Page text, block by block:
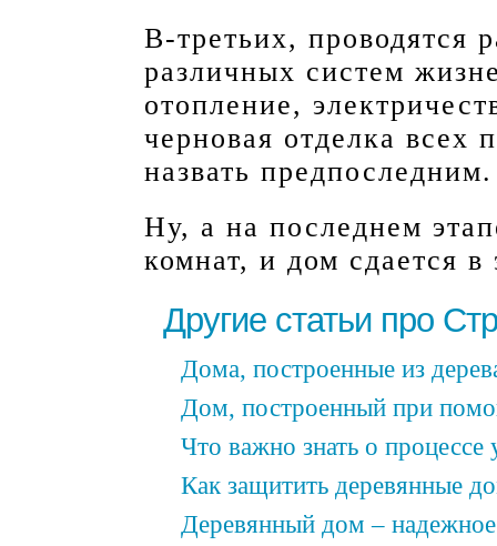
В-третьих, проводятся
различных систем
отопление,
черновая отделка
назвать предпоследним.
Ну, а на последнем
комнат, и дом сдается
Другие статьи про
Дома, построенные из
Дом, построенный при
Что важно знать о
Как защитить деревянные
Деревянный дом – надежное